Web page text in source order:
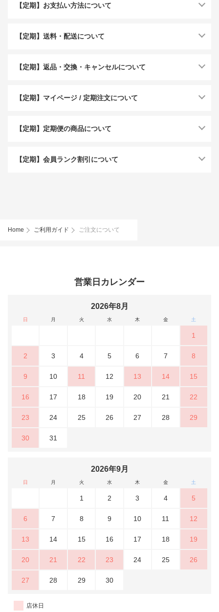
【定期】お支払い方法について
【定期】送料・配送について
【定期】返品・交換・キャンセルについて
【定期】マイページ / 定期注文について
【定期】定期便の商品について
【定期】会員ランク割引について
Home ご利用ガイド ご注文について
営業日カレンダー
2026年8月
日 月 火 水 木 金 土
1
2 3 4 5 6 7 8
9 10 11 12 13 14 15
16 17 18 19 20 21 22
23 24 25 26 27 28 29
30 31
2026年9月
日 月 火 水 木 金 土
1 2 3 4 5
6 7 8 9 10 11 12
13 14 15 16 17 18 19
20 21 22 23 24 25 26
27 28 29 30
店休日